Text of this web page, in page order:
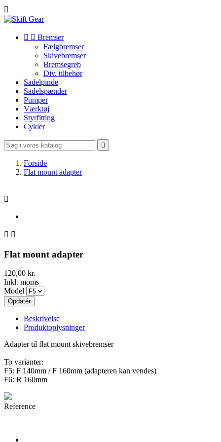

  Bremser
Fælgbremser
Skivebremser
Bremsegreb
Div. tilbehør
Sadelpinde
Sadelspænder
Pumper
Værktøj
Styrfitting
Cykler

Forside
Flat mount adapter

 
Flat mount adapter
120,00 kr.
Inkl. moms
Model
Beskrivelse
Produktoplysninger
Adapter til flat mount skivebremser
To varianter:
F5: F 140mm / F 160mm (adapteren kan vendes)
F6: R 160mm
Reference